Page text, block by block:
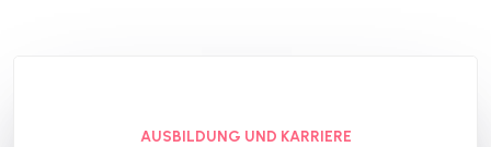
AUSBILDUNG UND KARRIERE